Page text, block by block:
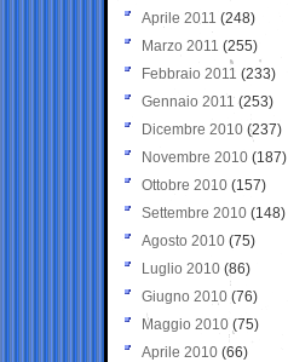
Aprile 2011 (248)
Marzo 2011 (255)
Febbraio 2011 (233)
Gennaio 2011 (253)
Dicembre 2010 (237)
Novembre 2010 (187)
Ottobre 2010 (157)
Settembre 2010 (148)
Agosto 2010 (75)
Luglio 2010 (86)
Giugno 2010 (76)
Maggio 2010 (75)
Aprile 2010 (66)